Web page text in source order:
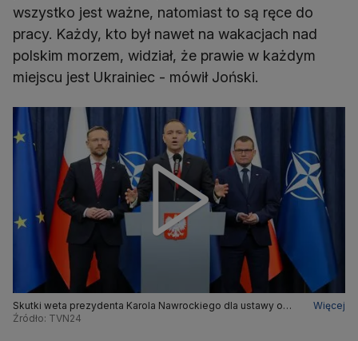
wszystko jest ważne, natomiast to są ręce do
pracy. Każdy, kto był nawet na wakacjach nad
polskim morzem, widział, że prawie w każdym
miejscu jest Ukrainiec - mówił Joński.
Skutki weta prezydenta Karola Nawrockiego dla ustawy o
pomocy Ukraińcom
Więcej
Źródło: TVN24